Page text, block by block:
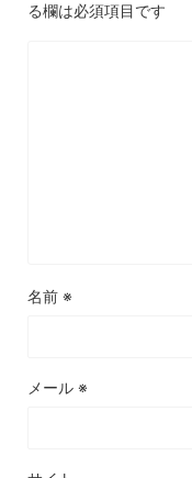
る欄は必須項目です
名前 ※
メール ※